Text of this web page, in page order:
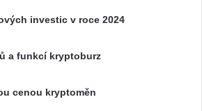
investic v roce 2024
a funkcí kryptoburz
cenou kryptoměn